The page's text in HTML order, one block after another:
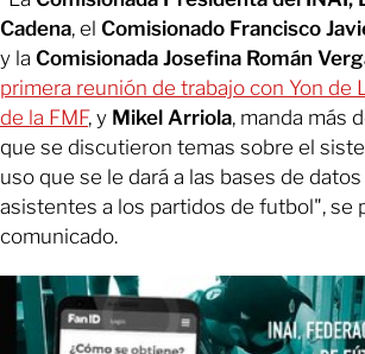
Cadena, el Comisionado Francisco
y la Comisionada Josefina Román
primera reunión de trabajo con Yon de
de la FMF, y Mikel Arriola, manda más
que se discutieron temas sobre el
uso que se le dará a las bases de
asistentes a los partidos de futbol", se
comunicado.